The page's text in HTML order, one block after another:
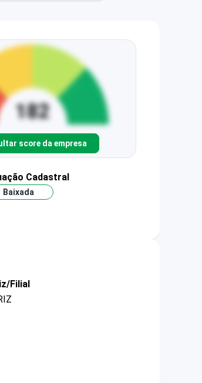
score da empresa
Cadastral
Baixada
Filial